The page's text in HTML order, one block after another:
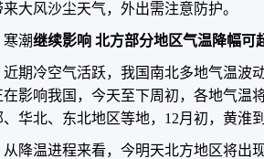
大风沙尘天气，外出需注意防护。
寒潮继续影响 北方部分地区气温降幅可
冷空气活跃，我国南北多地气温波
在影响我国，今天至下周初，各地气温
华北、东北地区等地，12月初，黄淮
温进程来看，今明天北方地区将出